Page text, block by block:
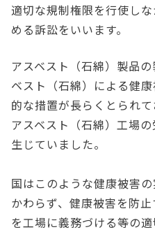
適切な規制権限を行使し
める訴訟をいいます。
アスベスト（石綿）製品
ベスト（石綿）による健
的な措置が長らくとられて
アスベスト（石綿）工場
生じていました。
国はこのような健康被害
かわらず、健康被害を防
を工場に義務づける等の